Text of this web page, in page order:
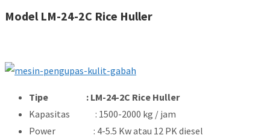
Model LM-24-2C Rice Huller
Tipe : LM-24-2C Rice Huller
Kapasitas : 1500-2000 kg / jam
Power : 4-5.5 Kw atau 12 PK diesel